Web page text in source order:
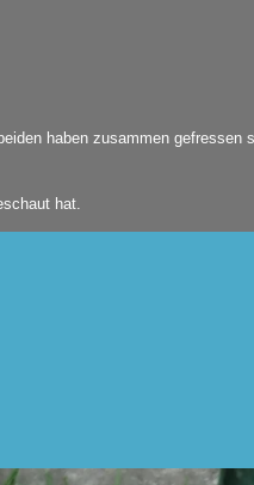
haben zusammen
hat.